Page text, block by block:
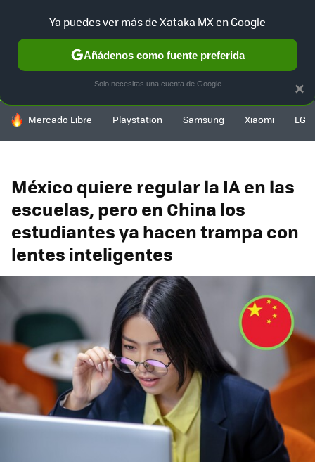
SELECCIÓN GAMING HOME AUTO TERRITORIO
HOY SE HABLA DE
Mercado Libre Playstation Samsung Xiaomi LG
México quiere regular la IA en las
escuelas, pero en China los
estudiantes ya hacen trampa con
lentes inteligentes
×
Ya puedes ver más de Xataka MX en Google
Añádenos como fuente preferida
Solo necesitas una cuenta de Google